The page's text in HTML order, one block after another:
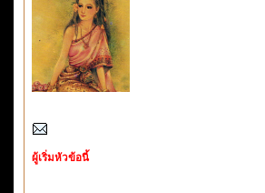
ผู้เริ่มหัวข้อนี้